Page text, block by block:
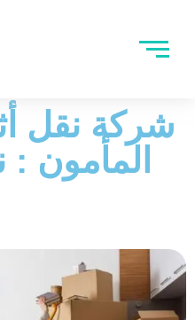
شركة نقل
المأمون